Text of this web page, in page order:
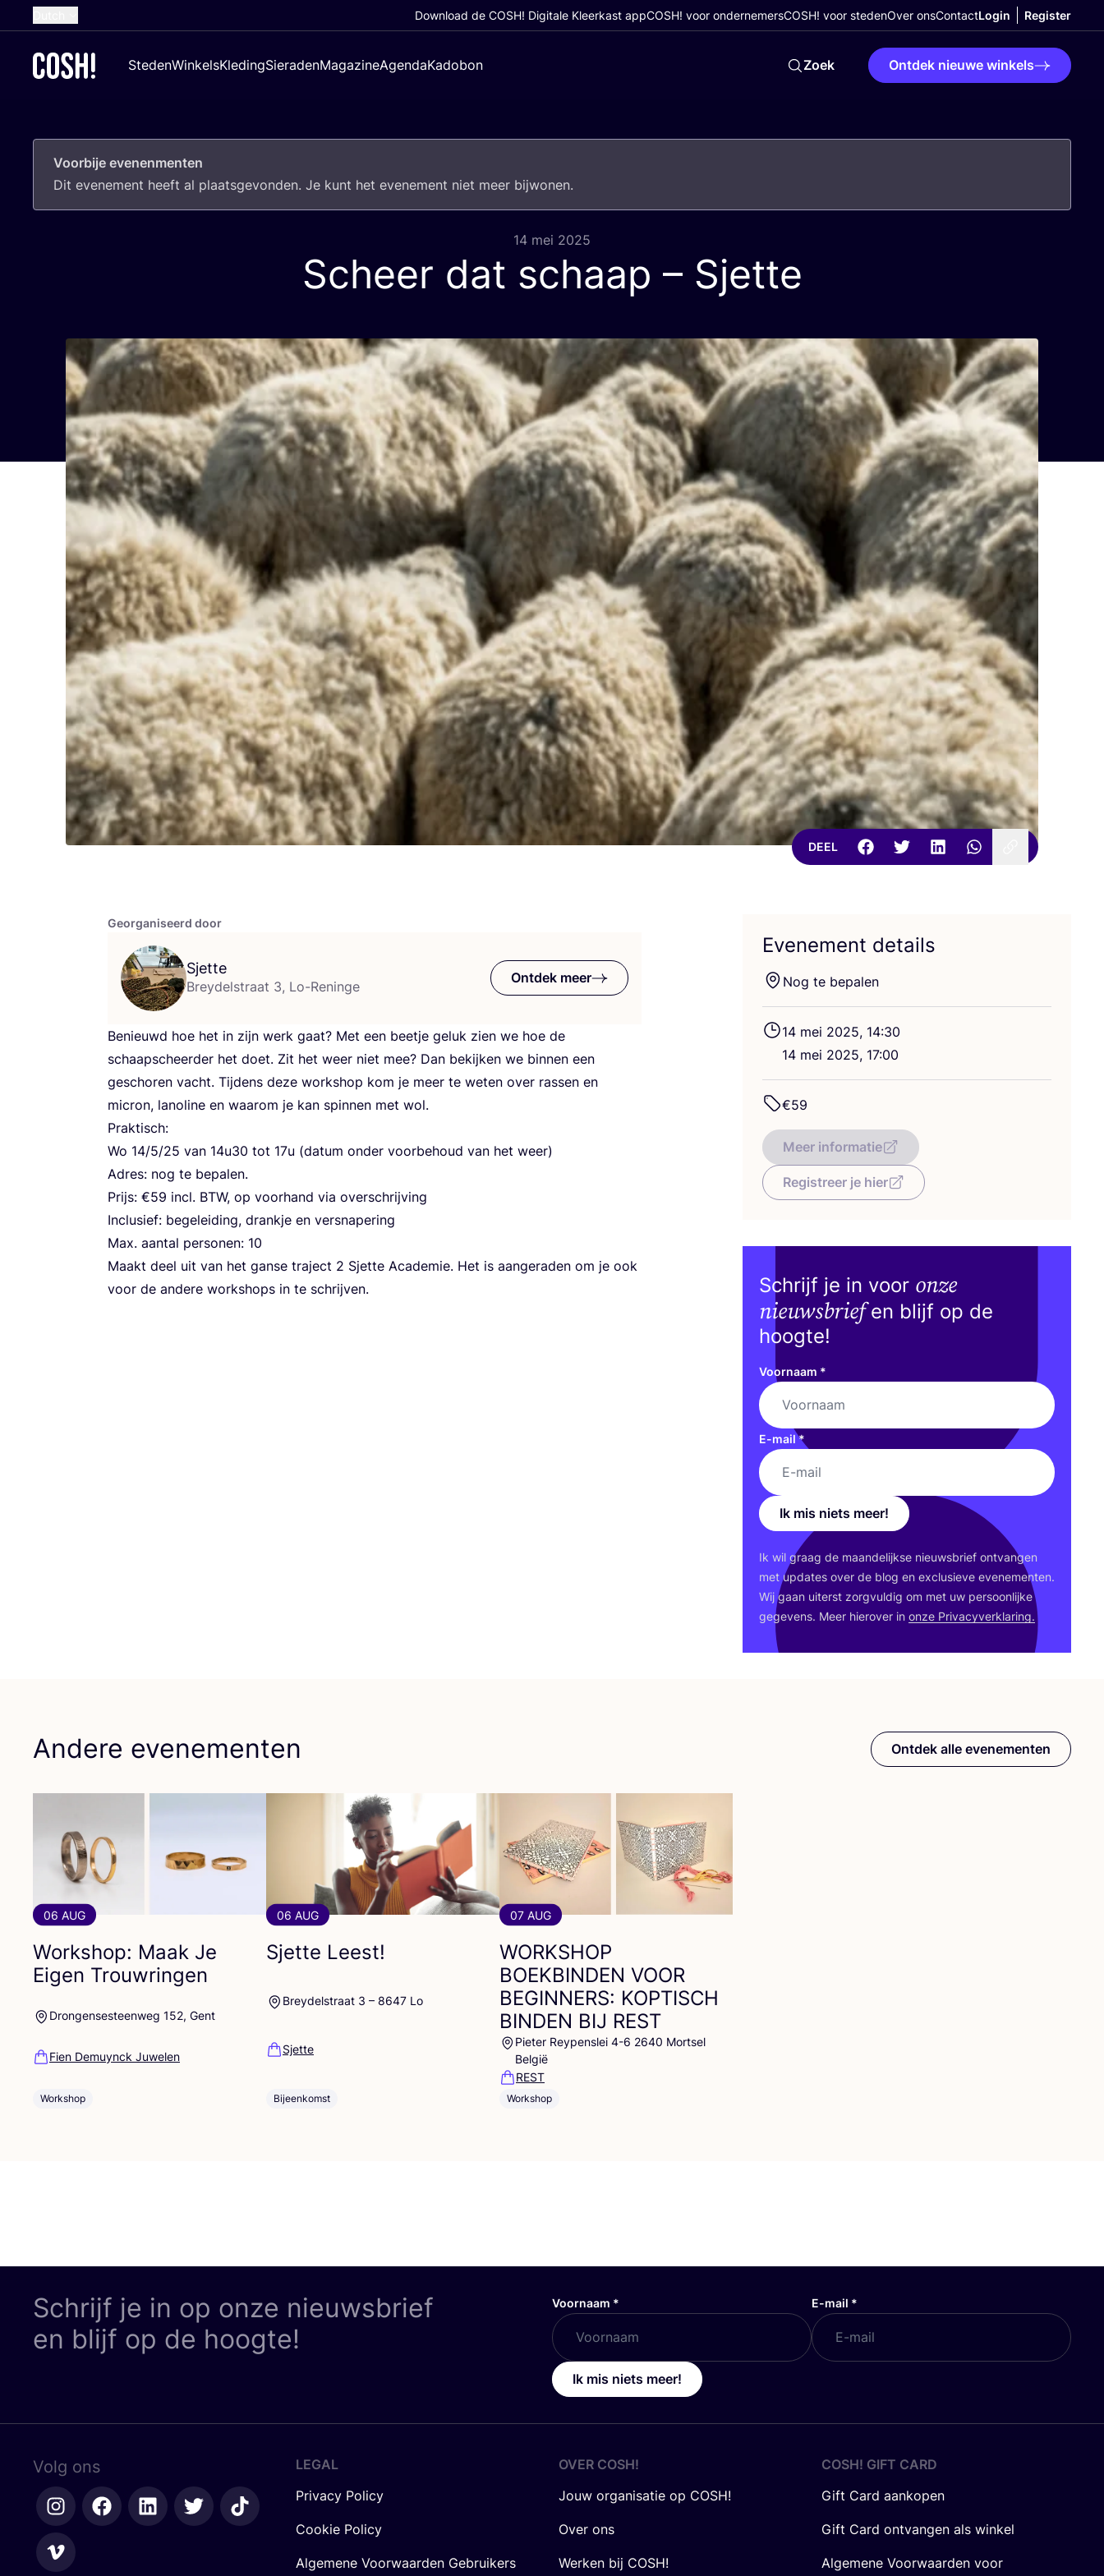
French
German
Croatian
Download de COSH! Digitale Kleerkast appCOSH! voor ondernemersCOSH! voor stedenOver onsContactLogin Register
StedenWinkelsKledingSieradenMagazineAgendaKadobon Zoek Ontdek nieuwe winkels
Voorbije evenenmenten
Dit eve­ne­ment heeft al plaats­ge­von­den. Je kunt het eve­ne­ment niet meer bijwonen.
14 mei 2025
Scheer dat schaap – Sjette
DEEL
Georganiseerd door
Sjette
Breydelstraat 3, Lo-Reninge
Ontdek meer
Benieuwd hoe het in zijn werk gaat? Met een beet­je geluk zien we hoe de
schaap­scheer­der het doet. Zit het weer niet mee? Dan bekij­ken we bin­nen een
gescho­ren vacht. Tij­dens deze work­shop kom je meer te weten over ras­sen en
micron, lano­li­ne en waar­om je kan spin­nen met wol.
Prak­tisch:
Wo 14/5/25 van 14u30 tot 17u (datum onder voor­be­houd van het weer)
Adres: nog te bepa­len.
Prijs: €59 incl. BTW, op voor­hand via over­schrij­ving
Inclu­sief: bege­lei­ding, drank­je en ver­sna­pe­ring
Max. aan­tal per­so­nen: 10
Maakt deel uit van het gan­se tra­ject 2 Sjet­te Aca­de­mie. Het is aan­ge­ra­den om je ook
voor de ande­re work­shops in te schrijven.
Evenement details
Nog te bepalen
14 mei 2025, 14:30
14 mei 2025, 17:00
€59
Meer informatie
Registreer je hier
Schrijf je in voor onze
nieuwsbriefen blijf op de
hoogte!
Voornaam *
E-mail*
Ik mis niets meer!
Ik wil graag de maan­de­lijk­se nieuws­brief ont­van­gen
met upda­tes over de blog en exclu­sie­ve eve­ne­men­ten.
Wij gaan uiterst zorg­vul­dig om met uw per­soon­lij­ke
gege­vens. Meer hier­over in onze Pri­va­cy­ver­kla­ring.
Andere evenementen
06 AUG
Workshop: Maak Je
Eigen Trouwringen
Drongensesteenweg 152, Gent
Fien Demuynck Juwelen
Workshop
06 AUG
Sjette Leest!
Breydelstraat 3 – 8647 Lo
Sjette
Bijeenkomst
07 AUG
WORKSHOP
BOEKBINDEN VOOR
BEGINNERS: KOPTISCH
BINDEN BIJ REST
Pieter Reypenslei 4-6 2640 Mortsel
België
REST
Workshop
Ontdek alle evenementen
Schrijf je in op onze nieuwsbrief
en blijf op de hoogte!
Voornaam * E-mail *
Ik mis niets meer!
Volg ons
LEGAL
Privacy Policy
Cookie Policy
Algemene Voorwaarden Gebruikers
OVER COSH!
Jouw organisatie op COSH!
Over ons
Werken bij COSH!
COSH! GIFT CARD
Gift Card aankopen
Gift Card ontvangen als winkel
Algemene Voorwaarden voor